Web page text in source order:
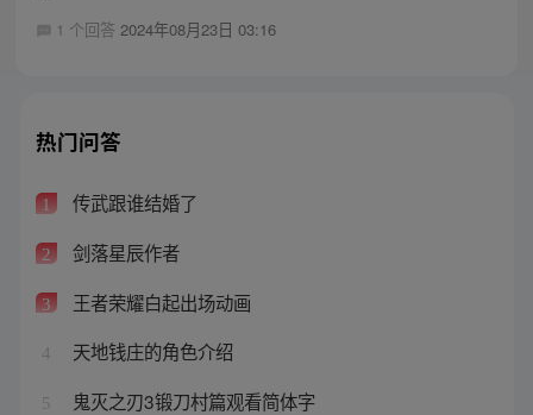
1 个回答 2024年08月23日 03:16
热门问答
1 传武跟谁结婚了
2 剑落星辰作者
3 王者荣耀白起出场动画
4 天地钱庄的角色介绍
5 鬼灭之刃3锻刀村篇观看简体字